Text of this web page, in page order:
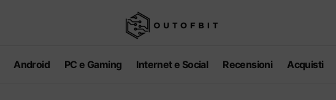
Android PC e Gaming Internet e Social Recensioni Acquisti